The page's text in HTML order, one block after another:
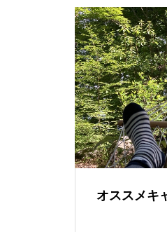
オススメキ